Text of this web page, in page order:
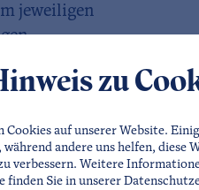
jeweiligen
Die
und
zu
Cookies auf unserer Website.
während andere uns helfen, diese
verbessern. Weitere
finden Sie in unserer